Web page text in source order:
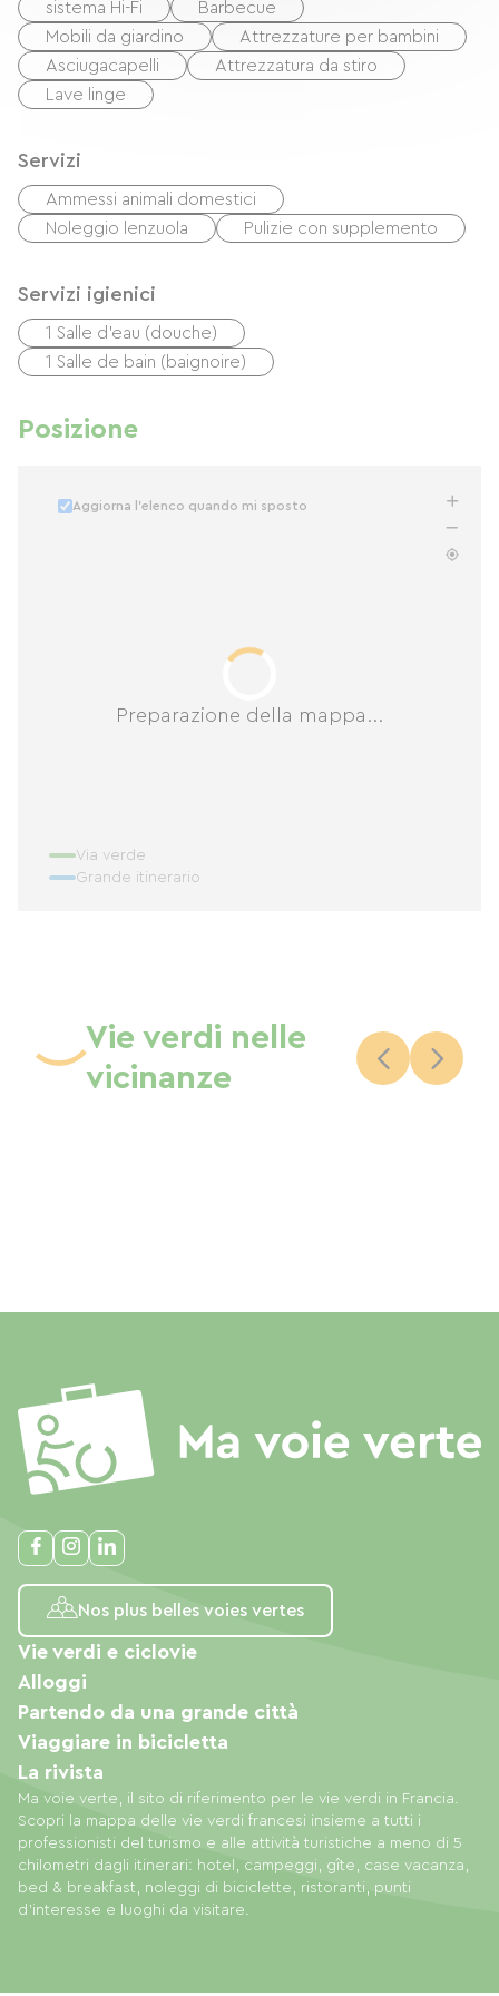
sistema Hi-Fi
Barbecue
Mobili da giardino
Attrezzature per bambini
Asciugacapelli
Attrezzatura da stiro
Lave linge
Servizi
Ammessi animali domestici
Noleggio lenzuola
Pulizie con supplemento
Servizi igienici
1 Salle d'eau (douche)
1 Salle de bain (baignoire)
Posizione
Preparazione della mappa...
Aggiorna l'elenco quando mi sposto
Via verde
Grande itinerario
Vie verdi nelle
vicinanze
Nos plus belles voies vertes
Ma voie verte, il sito di riferimento per le vie verdi in Francia.
Scopri la mappa delle vie verdi francesi insieme a tutti i
professionisti del turismo e alle attività turistiche a meno di 5
chilometri dagli itinerari: hotel, campeggi, gîte, case vacanza,
bed & breakfast, noleggi di biciclette, ristoranti, punti
d'interesse e luoghi da visitare.
Vie verdi e ciclovie
Alloggi
Partendo da una grande città
Viaggiare in bicicletta
La rivista